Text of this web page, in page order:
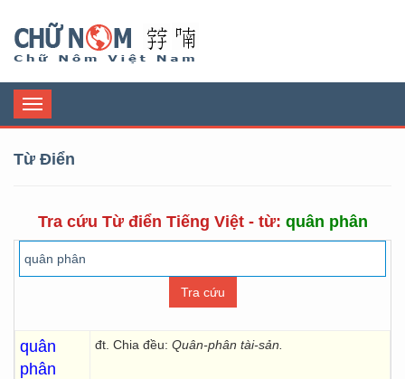
Toggle
navigation
Từ Điển
Tra cứu Từ điển Tiếng Việt - từ: quân phân
quân
phân
đt. Chia đều: Quân-phân tài-sản.